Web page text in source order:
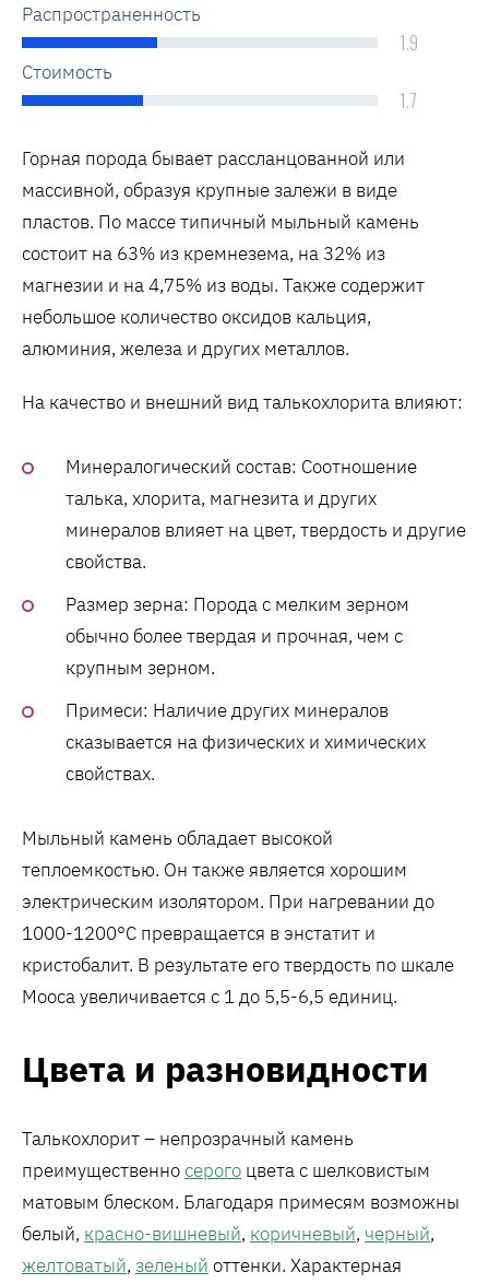
Распространенность
1.9
Стоимость
1.7
Горная порода бывает рассланцованной или
массивной, образуя крупные залежи в виде
пластов. По массе типичный мыльный камень
состоит на 63% из кремнезема, на 32% из
магнезии и на 4,75% из воды. Также содержит
небольшое количество оксидов кальция,
алюминия, железа и других металлов.
На качество и внешний вид талькохлорита влияют:
Минералогический состав: Соотношение
талька, хлорита, магнезита и других
минералов влияет на цвет, твердость и другие
свойства.
Размер зерна: Порода с мелким зерном
обычно более твердая и прочная, чем с
крупным зерном.
Примеси: Наличие других минералов
сказывается на физических и химических
свойствах.
Мыльный камень обладает высокой
теплоемкостью. Он также является хорошим
электрическим изолятором. При нагревании до
1000-1200°С превращается в энстатит и
кристобалит. В результате его твердость по шкале
Мооса увеличивается с 1 до 5,5-6,5 единиц.
Цвета и разновидности
Талькохлорит – непрозрачный камень
преимущественно серого цвета с шелковистым
матовым блеском. Благодаря примесям возможны
белый, красно-вишневый, коричневый, черный,
желтоватый, зеленый оттенки. Характерная